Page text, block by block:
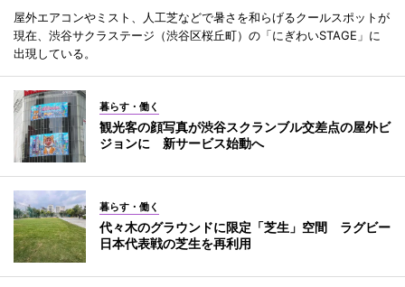
屋外エアコンやミスト、人工芝などで暑さを和らげるクールスポットが
現在、渋谷サクラステージ（渋谷区桜丘町）の「にぎわいSTAGE」に
出現している。
暮らす・働く
観光客の顔写真が渋谷スクランブル交差点の屋外ビ
ジョンに 新サービス始動へ
暮らす・働く
代々木のグラウンドに限定「芝生」空間 ラグビー
日本代表戦の芝生を再利用